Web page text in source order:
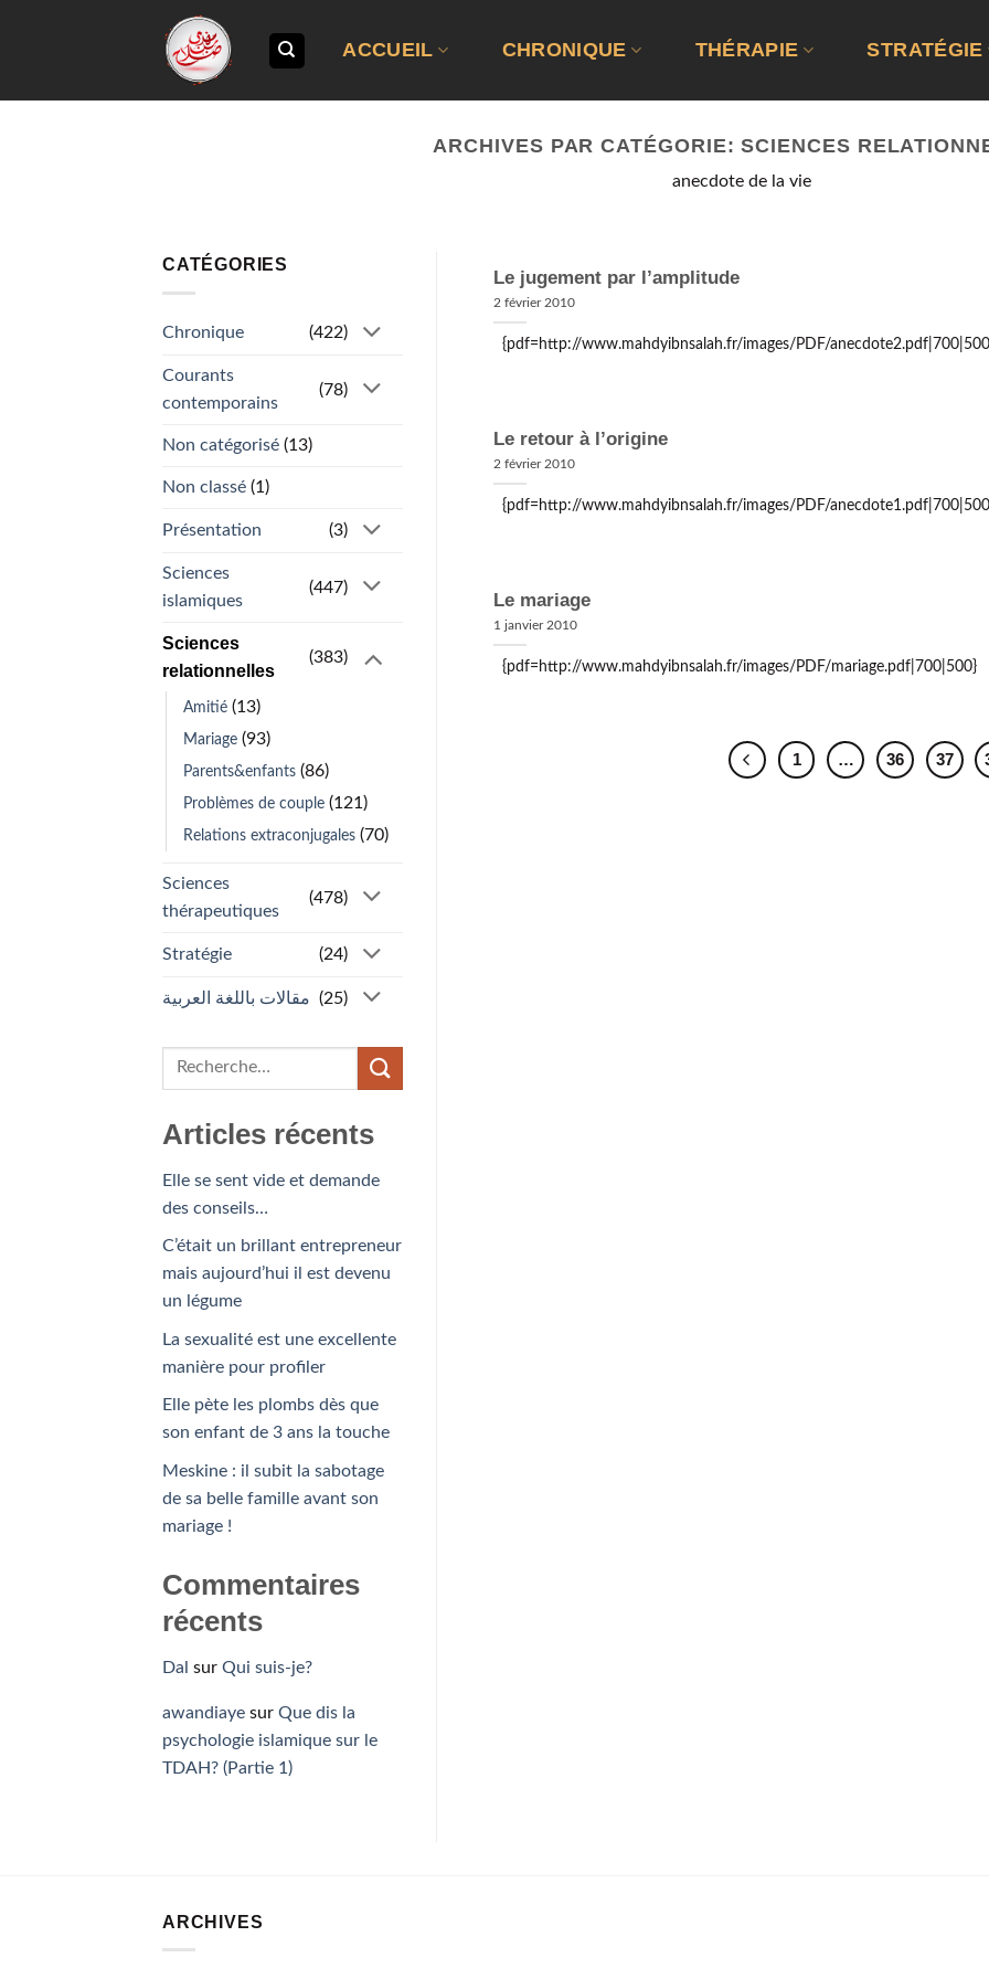
ACCUEIL CHRONIQUE THÉRAPIE STRATÉGIE
ARCHIVES PAR CATÉGORIE:SCIENCES
anecdote de la vie
CATÉGORIES
Chronique (422)
Courants
contemporains
(78)
Non catégorisé (13)
Non classé (1)
Présentation (3)
Sciences
islamiques
(447)
Sciences
relationnelles
(383)
Amitié (13)
Mariage (93)
Parents&enfants (86)
Problèmes de couple (121)
Relations extraconjugales (70)
Sciences
thérapeutiques
(478)
Stratégie (24)
مقالات باللغة العربية (25)
Articles récents
Elle se sent vide et demande
des conseils…
C’était un brillant entrepreneur
mais aujourd’hui il est devenu
un légume
La sexualité est une excellente
manière pour profiler
Elle pète les plombs dès que
son enfant de 3 ans la touche
Meskine : il subit la sabotage
de sa belle famille avant son
mariage !
Commentaires
récents
Dal sur Qui suis-je?
awandiaye sur Que dis la
psychologie islamique sur le
TDAH? (Partie 1)
Le jugement par l’amplitude
2 février 2010
{pdf=http://www.mahdyibnsalah.fr/images/PDF/
Le retour à l’origine
2 février 2010
{pdf=http://www.mahdyibnsalah.fr/images/PDF/
Le mariage
1 janvier 2010
{pdf=http://www.mahdyibnsalah.fr/images/PDF/mariage.pdf|700|500}
1 … 36 37
ARCHIVES